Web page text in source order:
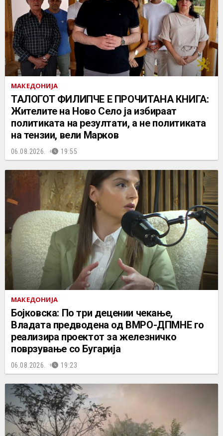
МАКЕДОНИЈА
ТАЛОГОТ ФИЛИПЧЕ Е ПРОЧИТАНА КНИГА:
Жителите на Ново Село ја избираат
политиката на резултати, а не политиката
на тензии, вели Марков
06.08.2026. 19:55
МАКЕДОНИЈА
Бојковска: По три децении чекање,
Владата предводена од ВМРО-ДПМНЕ го
реализира проектот за железничко
поврзување со Бугарија
06.08.2026. 19:23